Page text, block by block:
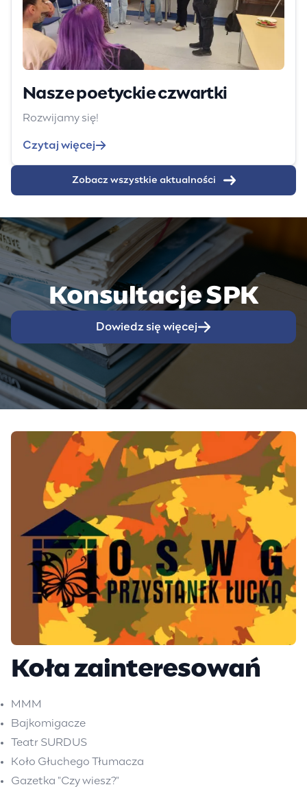
Nasze poetyckie czwartki
Rozwijamy się!
Czytaj więcej
Zobacz wszystkie aktualności
Konsultacje SPK
Dowiedz się więcej
Koła zainteresowań
MMM
Bajkomigacze
Teatr SURDUS
Koło Głuchego Tłumacza
Gazetka "Czy wiesz?"